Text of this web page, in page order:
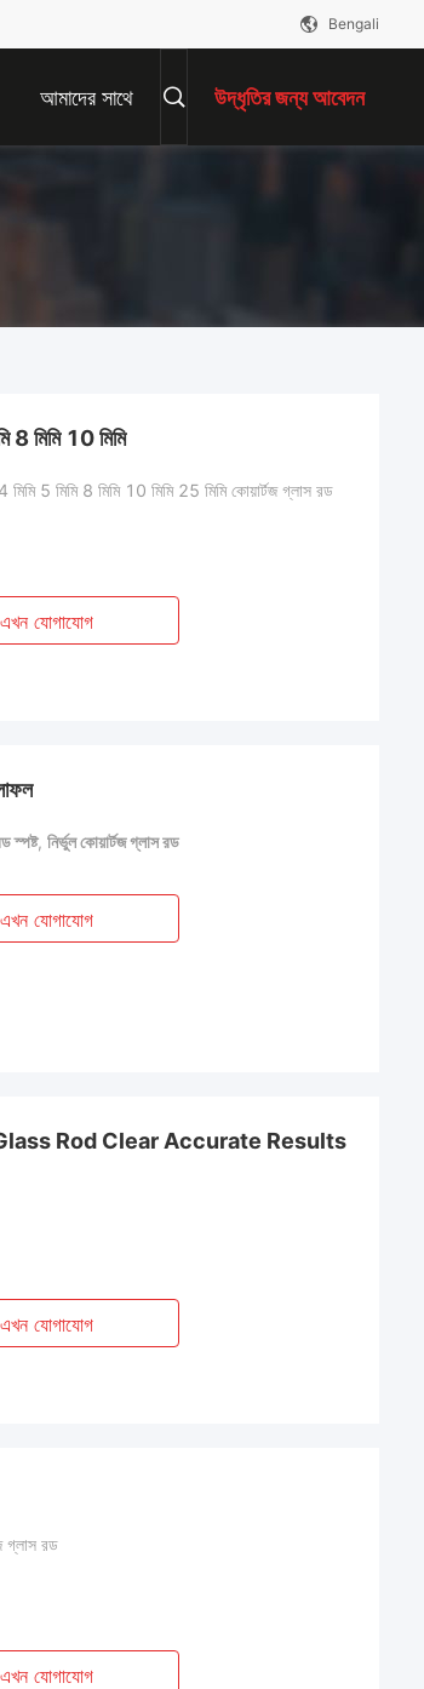
Bengali
আমাদের সাথে উদ্ধৃতির জন্য আবেদন
8 মিমি 10 মিমি
মিমি 5 মিমি 8 মিমি 10 মিমি 25 মিমি কোয়ার্টজ গ্লাস রড
এখন যোগাযোগ
স্পষ্ট, নির্ভুল কোয়ার্টজ গ্লাস রড
এখন যোগাযোগ
Rod Clear Accurate Results
এখন যোগাযোগ
গ্লাস রড
এখন যোগাযোগ